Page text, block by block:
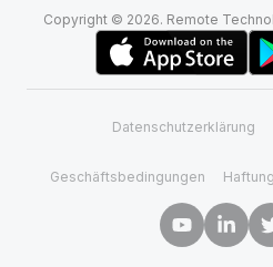
Copyright © 2026. Remote
Datenschutzerklärung
Geschäftsbedingungen